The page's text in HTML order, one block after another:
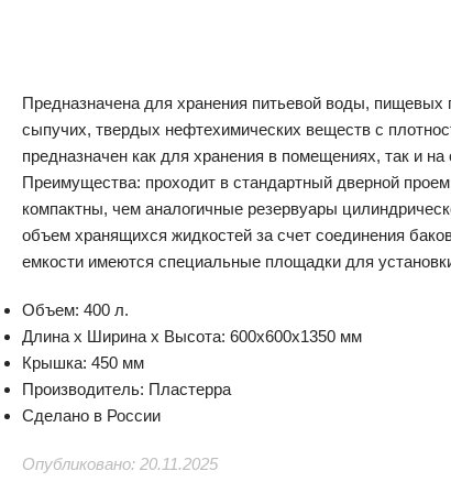
Предназначена для хранения питьевой воды, пищевых
сыпучих, твердых нефтехимических веществ с
предназначен как для хранения в помещениях, так и
Преимущества: проходит в стандартный дверной
компактны, чем аналогичные резервуары
объем хранящихся жидкостей за счет соединения
емкости имеются специальные площадки для
Объем: 400 л.
Длина x Ширина x Высота: 600x600x1350 мм
Крышка: 450 мм
Производитель: Пластерра
Сделано в России
Опубликовано: 20.11.2025